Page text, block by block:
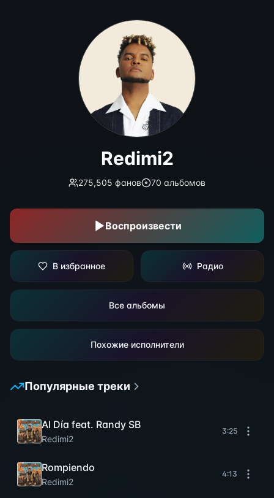
Redimi2
275,505 фанов 70 альбомов
Воспроизвести
В избранное Радио
Все альбомы
Похожие исполнители
Популярные треки
Al Día feat. Randy SB
Redimi2
3:25
Rompiendo
Redimi2
4:13